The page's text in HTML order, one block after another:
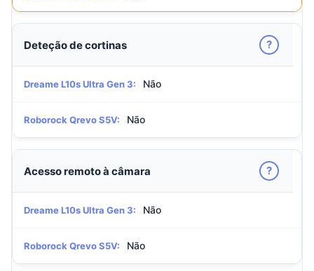
Deteção de cortinas ?
Dreame L10s Ultra Gen 3: Não
Roborock Qrevo S5V: Não
Acesso remoto à câmara ?
Dreame L10s Ultra Gen 3: Não
Roborock Qrevo S5V: Não